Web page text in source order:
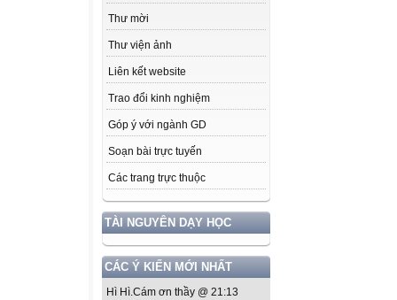
Thư mời
Thư viện ảnh
Liên kết website
Trao đổi kinh nghiệm
Góp ý với ngành GD
Soạn bài trực tuyến
Các trang trực thuộc
TÀI NGUYÊN DẠY HỌC
CÁC Ý KIẾN MỚI NHẤT
Hì Hì.Cám ơn thầy @ 21:13